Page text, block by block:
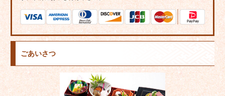
ごあいさつ